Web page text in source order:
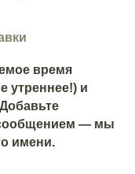
время
утреннее!) и
— мы
имени.